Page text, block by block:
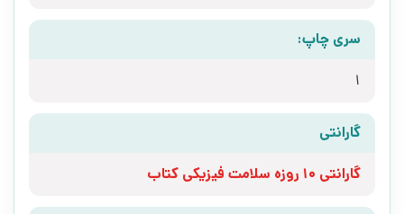
سری چاپ:
1
گارانتی
گارانتی 10 روزه سلامت فیزیکی کتاب